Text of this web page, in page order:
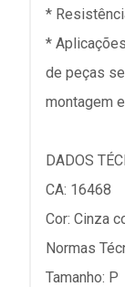
*
*
de peças
montagem
DADOS
CA: 16468
Cor: Cinza
Normas
Tamanho: P